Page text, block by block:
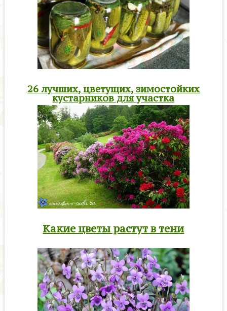
26 лучших, цветущих, зимостойких
кустарников для участка
Какие цветы растут в тени